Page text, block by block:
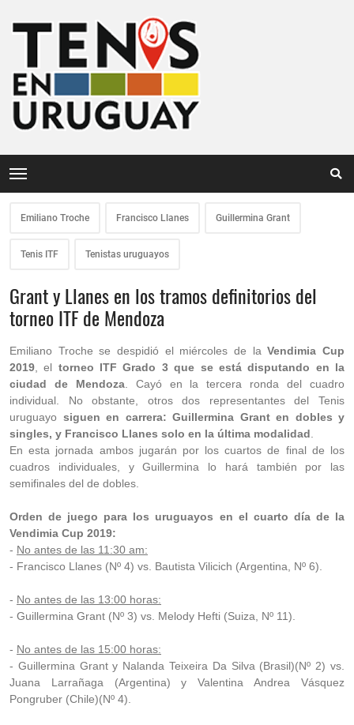
Emiliano Troche Francisco Llanes Guillermina Grant
Tenis ITF Tenistas uruguayos
Grant y Llanes en los tramos definitorios del
torneo ITF de Mendoza
Emiliano Troche se despidió el miércoles de laVendimia Cup
2019 , el torneo ITF Grado 3 que se está disputando en la
ciudad de Mendoza. Cayó en la tercera ronda del cuadro
individual. No obstante, otros dos representantes del Tenis
uruguayo siguen en carrera: Guillermina Grant en dobles y
singles, y Francisco Llanes solo en la última modalidad
En esta jornada ambos jugarán por los cuartos de final de los
cuadros individuales, y Guillermina lo hará también por las
semifinales del de dobles.
Orden de juego para los uruguayos en el cuarto día de la
Vendimia Cup 2019:
- No antes de las 11:30 am:
- Francisco Llanes (Nº 4) vs. Bautista Vilicich (Argentina, Nº 6).
- No antes de las 13:00 horas:
- Guillermina Grant (Nº 3) vs. Melody Hefti (Suiza, Nº 11).
- No antes de las 15:00 horas:
- Guillermina Grant y Nalanda Teixeira Da Silva (Brasil)(Nº 2) vs.
Juana Larrañaga (Argentina) y Valentina Andrea Vásquez
Pongruber (Chile)(Nº 4).